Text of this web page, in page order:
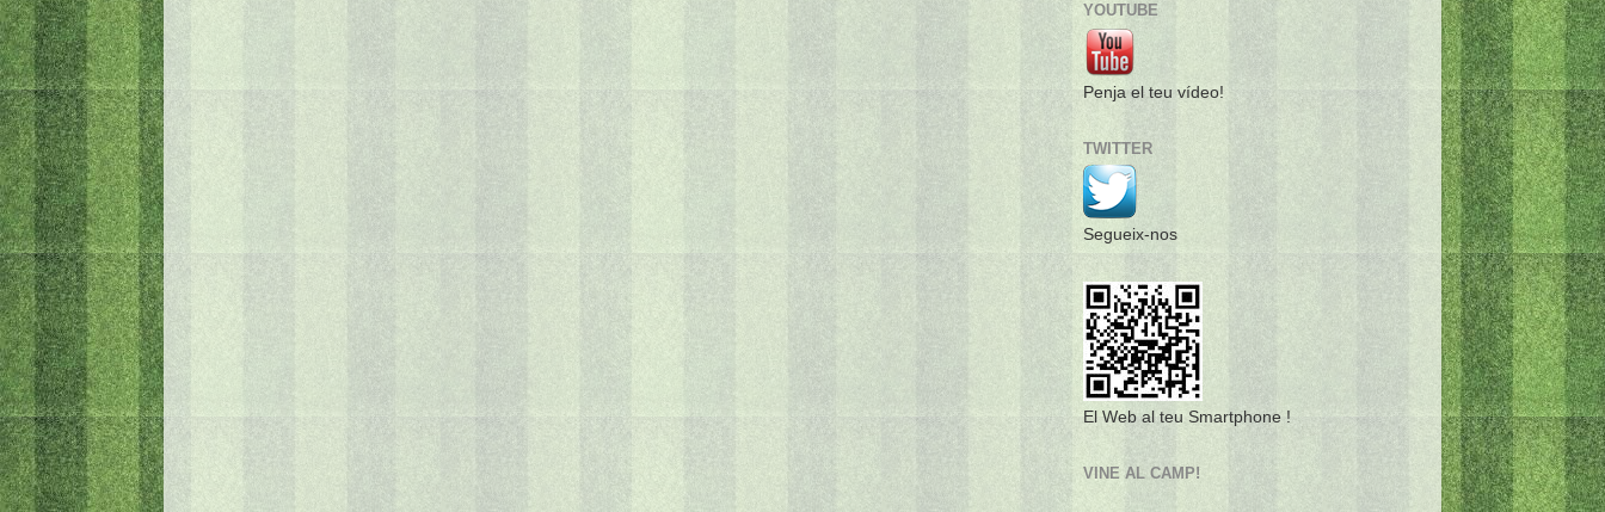
YOUTUBE
Penja el teu vídeo!
TWITTER
Segueix-nos
El Web al teu Smartphone !
VINE AL CAMP!